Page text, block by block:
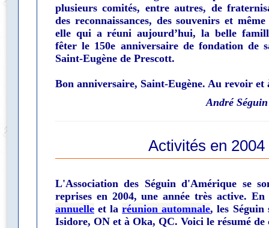
plusieurs comités, entre autres, de
des reconnaissances, des souvenirs et
elle qui a réuni aujourd’hui, la belle
fêter le 150e anniversaire de fondation de
Saint-Eugène de Prescott.
Bon anniversaire, Saint-Eugène. Au revoir et
André
Activités en 2004
L'Association des Séguin d'Amérique se
reprises en 2004, une année très active.
annuelle et laréunion automnale, les Séguin
Isidore, ON et à Oka, QC. Voici le résumé de